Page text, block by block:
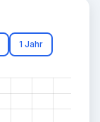
1 Jahr